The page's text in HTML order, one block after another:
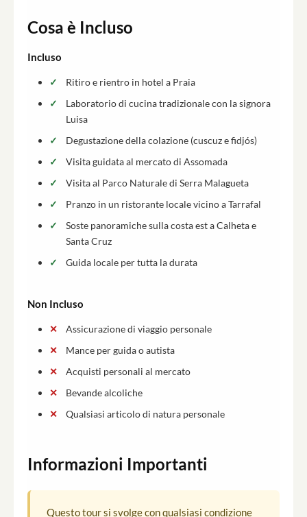
Cosa è Incluso
Incluso
Ritiro e rientro in hotel a Praia
Laboratorio di cucina tradizionale con la signora
Luisa
Degustazione della colazione (cuscuz e fidjós)
Visita guidata al mercato di Assomada
Visita al Parco Naturale di Serra Malagueta
Pranzo in un ristorante locale vicino a Tarrafal
Soste panoramiche sulla costa est a Calheta e
Santa Cruz
Guida locale per tutta la durata
Non Incluso
Assicurazione di viaggio personale
Mance per guida o autista
Acquisti personali al mercato
Bevande alcoliche
Qualsiasi articolo di natura personale
Informazioni Importanti
Questo tour si svolge con qualsiasi condizione